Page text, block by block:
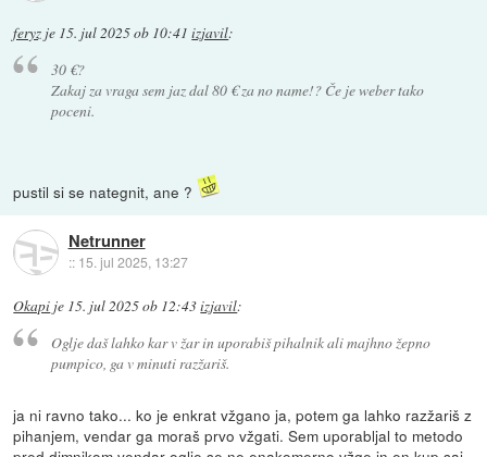
feryz je 15. jul 2025 ob 10:41 izjavil:
30 €?
Zakaj za vraga sem jaz dal 80 € za no name!? Če je weber tako
poceni.
pustil si se nategnit, ane ?
Netrunner
:: 15. jul 2025, 13:27
Okapi je 15. jul 2025 ob 12:43izjavil:
Oglje daš lahko kar v žar in uporabiš pihalnik ali majhno žepno
pumpico, ga v minuti razžariš.
ja ni ravno tako... ko je enkrat vžgano ja, potem ga lahko razžariš z
pihanjem, vendar ga moraš prvo vžgati. Sem uporabljal to metodo